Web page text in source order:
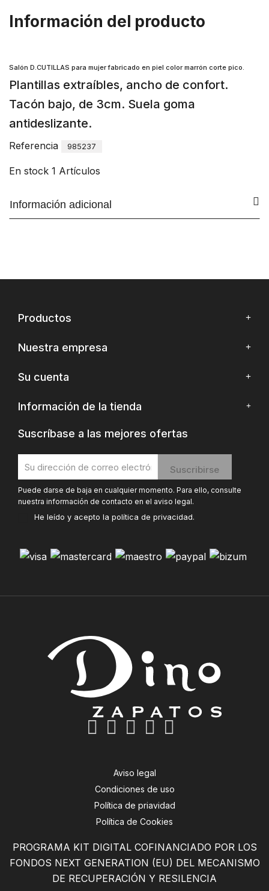
Información del producto
Salón D.CUTILLAS para mujer fabricado en piel color marrón corte pico.
Plantillas extraíbles, ancho de confort.
Tacón bajo, de 3cm. Suela goma
antideslizante.
Referencia 985237
En stock 1 Artículos
Información adicional
Productos
Nuestra empresa
Su cuenta
Información de la tienda
Suscríbase a las mejores ofertas
Puede darse de baja en cualquier momento. Para ello, consulte
nuestra información de contacto en el aviso legal.
He leído y acepto la política de privacidad.
Aviso legal
Condiciones de uso
Política de priavidad
Política de Cookies
PROGRAMA KIT DIGITAL COFINANCIADO POR LOS
FONDOS NEXT GENERATION (EU) DEL MECANISMO
DE RECUPERACIÓN Y RESILENCIA